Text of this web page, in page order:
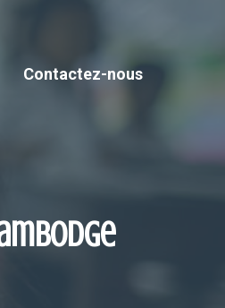
Contactez-nous